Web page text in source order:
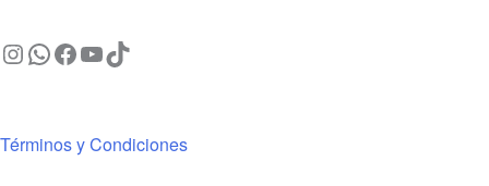
Términos y Condiciones